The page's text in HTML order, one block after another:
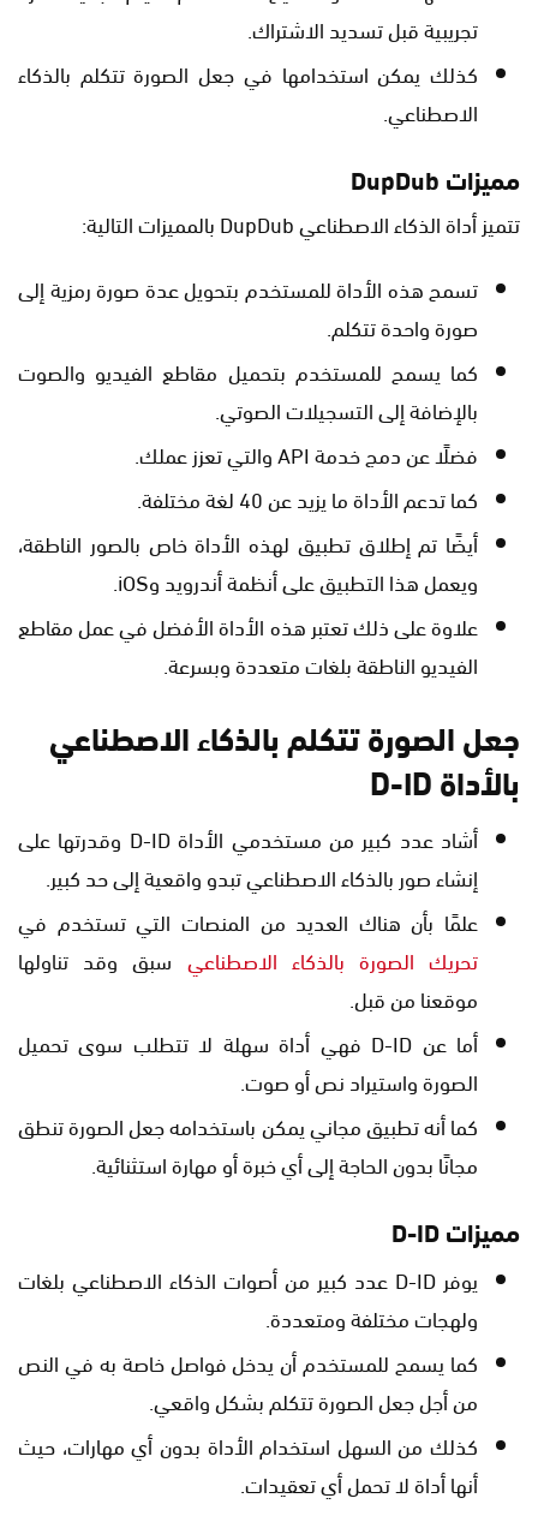
تجريبية قبل تسديد الاشتراك.
كذلك يمكن استخدامها في جعل الصورة تتكلم بالذكاء
الاصطناعي.
مميزات DupDub
تتميز أداة الذكاء الاصطناعي DupDub بالمميزات التالية:
تسمح هذه الأداة للمستخدم بتحويل عدة صورة رمزية إلى
صورة واحدة تتكلم.
كما يسمح للمستخدم بتحميل مقاطع الفيديو والصوت
بالإضافة إلى التسجيلات الصوتي.
فضلًا عن دمج خدمة API والتي تعزز عملك.
كما تدعم الأداة ما يزيد عن 40 لغة مختلفة.
أيضًا تم إطلاق تطبيق لهذه الأداة خاص بالصور الناطقة،
ويعمل هذا التطبيق على أنظمة أندرويد وiOS.
علاوة على ذلك تعتبر هذه الأداة الأفضل في عمل مقاطع
الفيديو الناطقة بلغات متعددة وبسرعة.
جعل الصورة تتكلم بالذكاء الاصطناعي
بالأداة D-ID
أشاد عدد كبير من مستخدمي الأداة D-ID وقدرتها على
إنشاء صور بالذكاء الاصطناعي تبدو واقعية إلى حد كبير.
علمًا بأن هناك العديد من المنصات التي تستخدم في
تحريك الصورة بالذكاء الاصطناعي سبق وقد تناولها
موقعنا من قبل.
أما عن D-ID فهي أداة سهلة لا تتطلب سوى تحميل
الصورة واستيراد نص أو صوت.
كما أنه تطبيق مجاني يمكن باستخدامه جعل الصورة تنطق
مجانًا بدون الحاجة إلى أي خبرة أو مهارة استثنائية.
مميزات D-ID
يوفر D-ID عدد كبير من أصوات الذكاء الاصطناعي بلغات
ولهجات مختلفة ومتعددة.
كما يسمح للمستخدم أن يدخل فواصل خاصة به في النص
من أجل جعل الصورة تتكلم بشكل واقعي.
كذلك من السهل استخدام الأداة بدون أي مهارات، حيث
أنها أداة لا تحمل أي تعقيدات.